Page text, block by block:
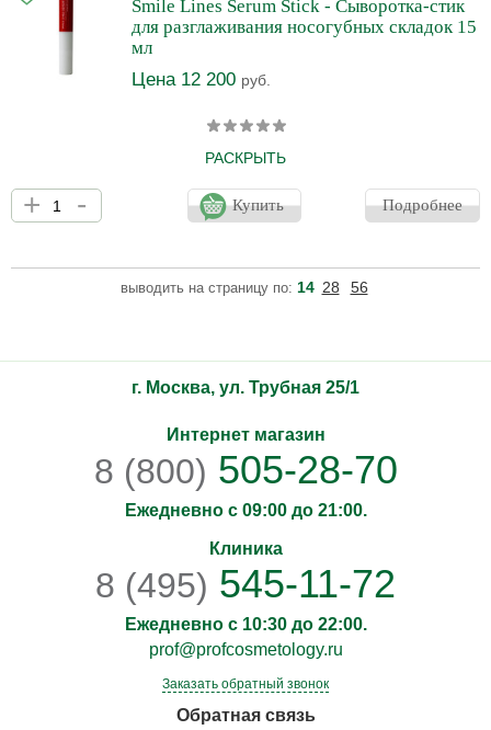
активных компонентов обеспечивает выраженный результат
увлажнения, питани
Smile Lines Serum Stick - Сыворотка-стик
для разглаживания носогубных складок 15
мл
Цена 12 200 руб.
РАСКРЫТЬ
Косметический девайс с новой концепцией! Уменьшает
морщины всего за две минуты в день. Первые результаты уже
на 5-й день применения. Функциональная сыворотка, которая
и разглаживания морщин. Сокращение морщин и повышение
упругости: Hydrolyzed Collagen, Copper Tripeptide-1 и Acetyl
+ - Купить Подробнее
выводить на страницу по: 14 28 56
г. Москва, ул. Трубная 25/1
Интернет магазин
8 (800) 505-28-70
Ежедневно с 09:00 до 21:00.
Клиника
8 (495) 545-11-72
Ежедневно с 10:30 до 22:00.
prof@profcosmetology.ru
Заказать обратный звонок
Обратная связь